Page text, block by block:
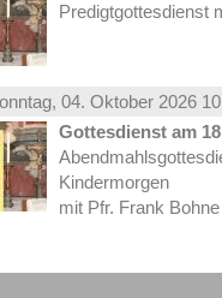
Predigtgottesdienst
04. Oktober 2026
Gottesdienst am
Kindermorgen
mit Pfr. Frank Bohne